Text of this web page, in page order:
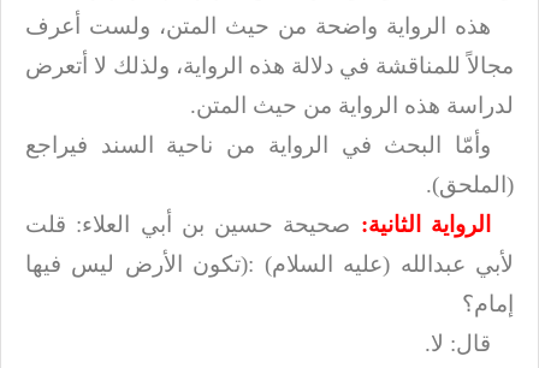
هذه الرواية واضحة من حيث المتن، ولست أعرف
مجالاً للمناقشة في دلالة هذه الرواية، ولذلك لا أتعرض
لدراسة هذه الرواية من حيث المتن.
وأمّا البحث في الرواية من ناحية السند فيراجع
(الملحق).
الرواية الثانية: صحيحة حسين بن أبي العلاء: قلت
لأبي عبدالله (عليه السلام)
):تكون الأرض ليس فيها
إمام؟
قال: لا.